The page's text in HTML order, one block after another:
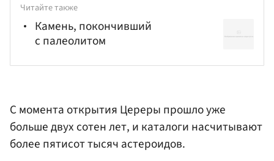
Читайте также
Камень, покончивший
с палеолитом
С момента открытия Цереры прошло уже
больше двух сотен лет, и каталоги насчитывают
более пятисот тысяч астероидов.